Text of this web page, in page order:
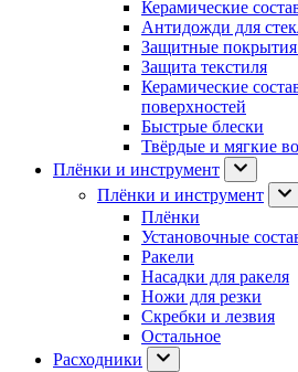
Керамические
Антидожди для
Защитные покрытия
Защита текстиля
Керамические
поверхностей
Быстрые блески
Твёрдые и мягкие
Плёнки и инструмент
Плёнки и инструмент
Плёнки
Установочные
Ракели
Насадки для ракеля
Ножи для резки
Скребки и лезвия
Остальное
Расходники